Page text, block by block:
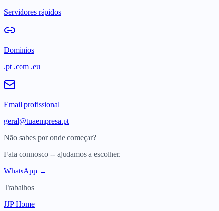
Servidores rápidos
Dominios
.pt .com .eu
Email profissional
geral@tuaempresa.pt
Não sabes por onde começar?
Fala connosco -- ajudamos a escolher.
WhatsApp →
Trabalhos
JJP Home